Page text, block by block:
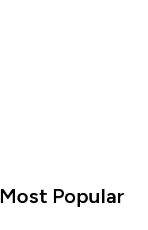
Most Popular